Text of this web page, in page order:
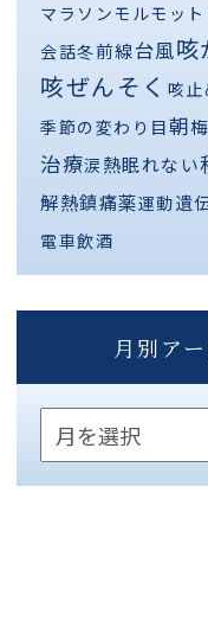
マラソンモルモット
会話冬前線台風咳
咳ぜんそく 咳止
季節の変わり目朝
治療涙 熱眠れない
解熱鎮痛薬運動遺
電車飲酒
月別ア